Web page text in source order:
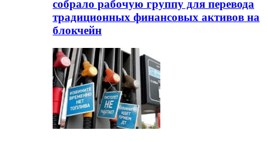
собрало рабочую группу для перевода
традиционных финансовых активов на
блокчейн